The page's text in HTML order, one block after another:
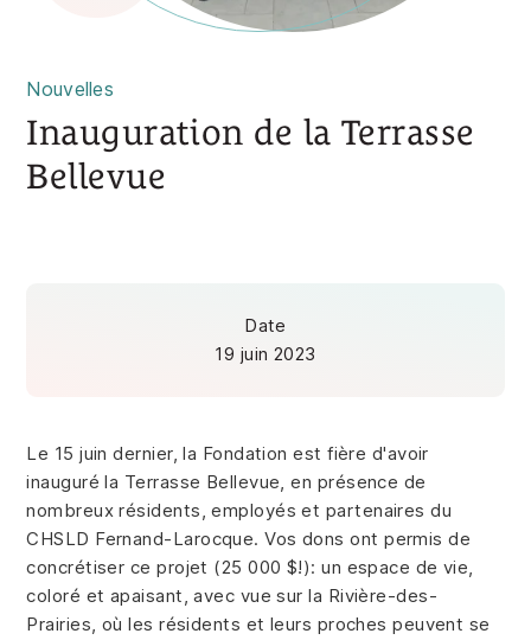
Nouvelles
Inauguration de la Terrasse
Bellevue
Date
19 juin 2023
Le 15 juin dernier, la Fondation est fière d'avoir
inauguré la Terrasse Bellevue, en présence de
nombreux résidents, employés et partenaires du
CHSLD Fernand-Larocque. Vos dons ont permis de
concrétiser ce projet (25 000 $!): un espace de vie,
coloré et apaisant, avec vue sur la Rivière-des-
Prairies, où les résidents et leurs proches peuvent se